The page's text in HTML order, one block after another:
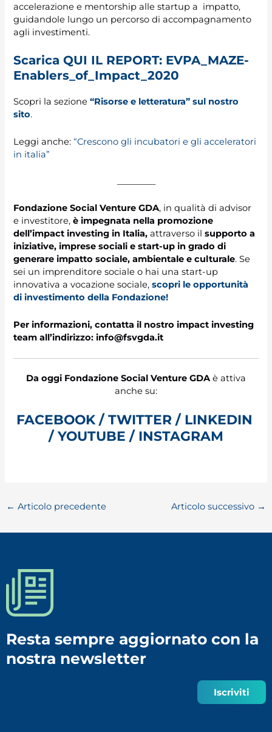
accelerazione e mentorship alle startup a impatto,
guidandole lungo un percorso di accompagnamento
agli investimenti.
ScaricaQUI IL REPORT: EVPA_MAZE-
Enablers_of_Impact_2020
Scopri la sezione“Risorse e letteratura” sul nostro
sito.
Leggi anche:“Crescono gli incubatori e gli acceleratori
in italia”
Fondazione Social Venture GDA, in qualità di advisor
e investitore, è impegnata nella promozione
dell’impact investing in Italia,attraverso ilsupporto a
iniziative, imprese sociali e start-up in grado di
generare impatto sociale, ambientale e culturale. Se
sei un imprenditore sociale o hai una start-up
innovativa a vocazione sociale,scopri le opportunità
di investimento della Fondazione!
Per informazioni, contatta il nostro impact investing
team all’indirizzo: info@fsvgda.it
Da oggi Fondazione Social Venture GDAè attiva
anche su:
FACEBOOK/ TWITTER / LINKEDIN
/ YOUTUBE / INSTAGRAM
← Articolo precedente Articolo successivo →
Resta sempre aggiornato con la
nostra newsletter
Iscriviti